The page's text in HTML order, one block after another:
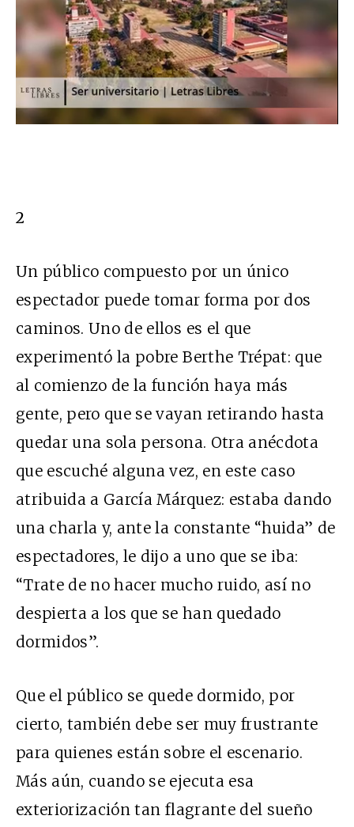
2
Un público compuesto por un único
espectador puede tomar forma por dos
caminos. Uno de ellos es el que
experimentó la pobre Berthe Trépat: que
al comienzo de la función haya más
gente, pero que se vayan retirando hasta
quedar una sola persona. Otra anécdota
que escuché alguna vez, en este caso
atribuida a García Márquez: estaba dando
una charla y, ante la constante “huida” de
espectadores, le dijo a uno que se iba:
“Trate de no hacer mucho ruido, así no
despierta a los que se han quedado
dormidos”.
Que el público se quede dormido, por
cierto, también debe ser muy frustrante
para quienes están sobre el escenario.
Más aún, cuando se ejecuta esa
exteriorización tan flagrante del sueño